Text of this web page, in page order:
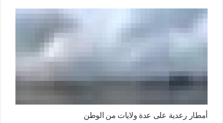
أمطار رعدية على عدة ولايات من الوطن